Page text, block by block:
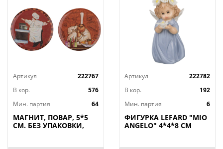
Серия ОРИГАМИ изготовлена из полирезина
(полистоун). Полирезин – это новый полимерный
материал, который создают из смеси каменной
крошки и смолы с добавлением красящих
пигментов.
Преимущества изделий из полирезина:
 экологичность – не имеет запаха, не выделяет
токсичных или раздражающих веществ;
Артикул
222767
В кор.
576
Мин. партия
64
МАГНИТ, ПОВАР, 5*5
СМ. БЕЗ УПАКОВКИ,
Артикул
222782
В кор.
192
Мин. партия
6
ФИГУРКА LEFARD "MIO
ANGELO" 4*4*8 СМ